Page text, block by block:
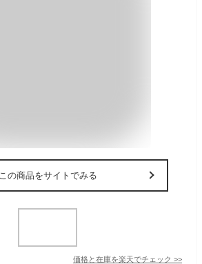
この商品をサイトでみる
価格と在庫を楽天でチェック >>